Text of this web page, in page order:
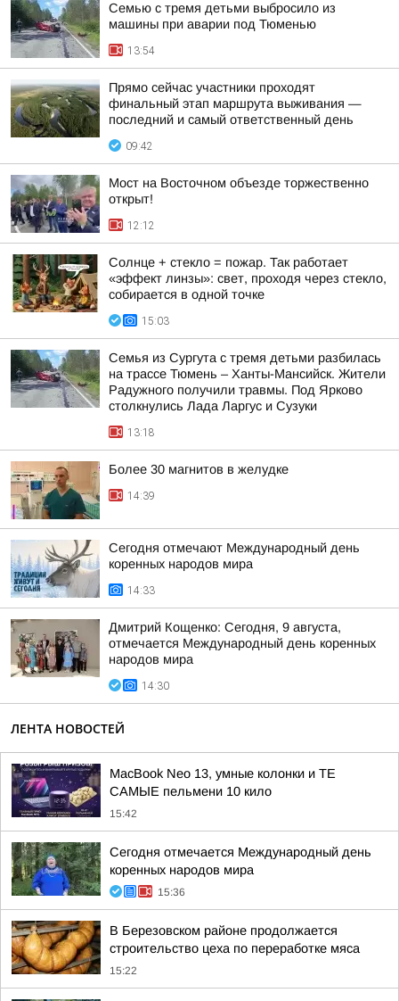
Семью с тремя детьми выбросило из
машины при аварии под Тюменью
13:54
Прямо сейчас участники проходят
финальный этап маршрута выживания —
последний и самый ответственный день
09:42
Мост на Восточном объезде торжественно
открыт!
12:12
Солнце + стекло = пожар. Так работает
«эффект линзы»: свет, проходя через стекло,
собирается в одной точке
15:03
Семья из Сургута с тремя детьми разбилась
на трассе Тюмень – Ханты-Мансийск. Жители
Радужного получили травмы. Под Ярково
столкнулись Лада Ларгус и Сузуки
13:18
Более 30 магнитов в желудке
14:39
Сегодня отмечают Международный день
коренных народов мира
14:33
Дмитрий Кощенко: Сегодня, 9 августа,
отмечается Международный день коренных
народов мира
14:30
ЛЕНТА НОВОСТЕЙ
MacBook Neo 13, умные колонки и ТЕ
САМЫЕ пельмени 10 кило
15:42
Сегодня отмечается Международный день
коренных народов мира
15:36
В Березовском районе продолжается
строительство цеха по переработке мяса
15:22